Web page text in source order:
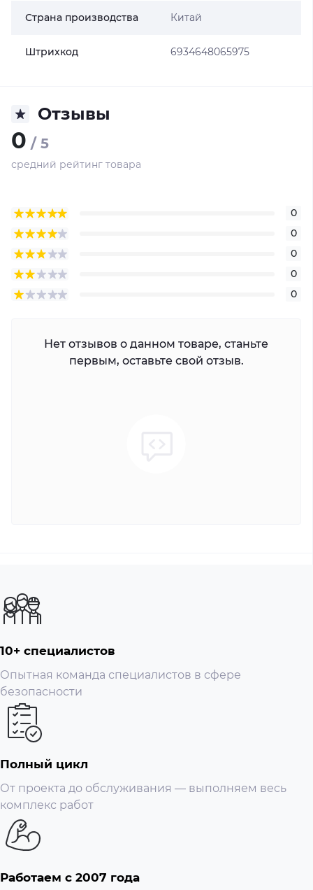
Страна производства Китай
Штрихкод 6934648065975
Отзывы
0 / 5
средний рейтинг товара
0
0
0
0
0
Нет отзывов о данном товаре, станьте
первым, оставьте свой отзыв.
10+ специалистов
Опытная команда специалистов в сфере
безопасности
Полный цикл
От проекта до обслуживания — выполняем весь
комплекс работ
Работаем с 2007 года